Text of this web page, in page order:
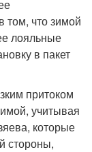
том, что зимой
лояльные
в пакет
притоком
учитывая
которые
стороны,